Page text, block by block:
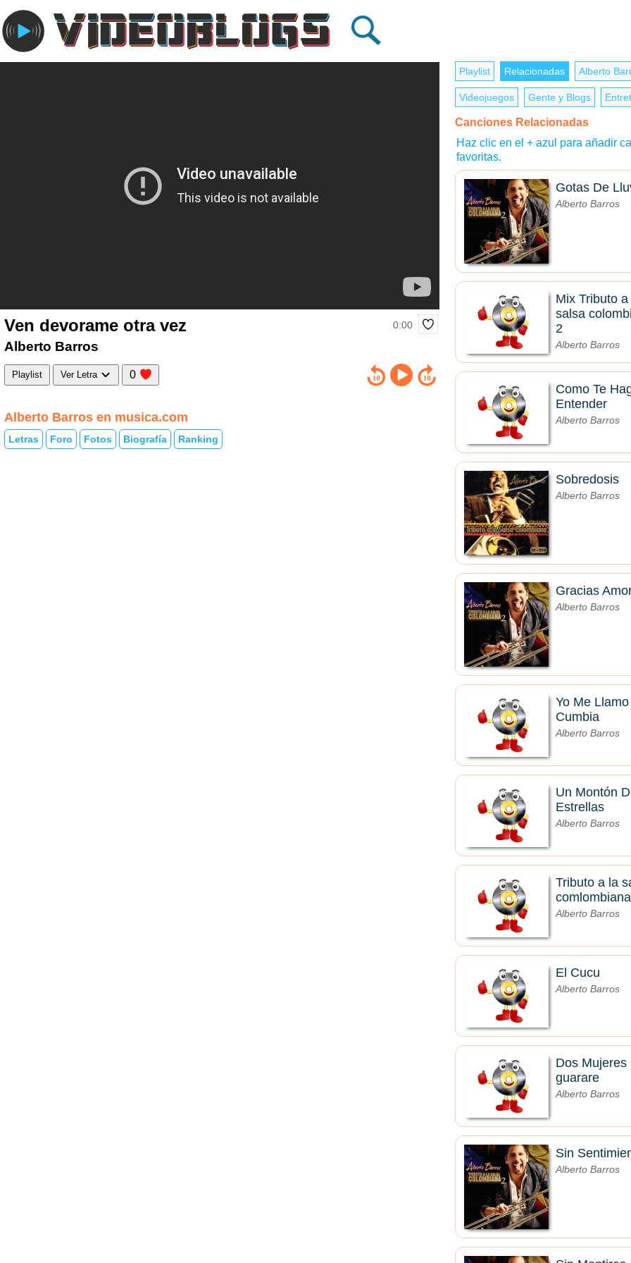
Ven devorame otra vez 0:00
Alberto Barros
Playlist Ver Letra 0
Alberto Barros en musica.com
Letras Foro Fotos Biografía Ranking
Playlist Relacionadas Alberto
Videojuegos Gente y Blogs
Canciones Relacionadas
Haz clic en el + azul para añadir
favoritas.
Gotas De
Alberto Barros
Mix Tributo a
salsa
2
Alberto Barros
Como Te
Entender
Alberto Barros
Sobredosis
Alberto Barros
Gracias
Alberto Barros
Yo Me Llamo
Cumbia
Alberto Barros
Un Montón
Estrellas
Alberto Barros
Tributo a la
comlombiana
Alberto Barros
El Cucu
Alberto Barros
Dos Mujeres
guarare
Alberto Barros
Sin
Alberto Barros